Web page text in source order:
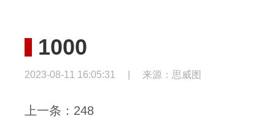
1000
2023-08-11 16:05:31 来源：思威图
上一条：248